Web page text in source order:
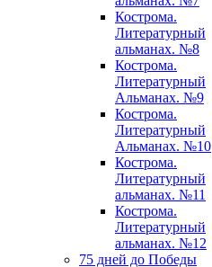
Кострома.
Литературный
альманах. №8
Кострома.
Литературный
Альманах. №9
Кострома.
Литературный
Альманах. №10
Кострома.
Литературный
альманах. №11
Кострома.
Литературный
альманах. №12
75 дней до Победы